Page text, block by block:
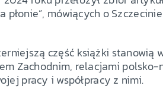
płonie”, mówiących o
część książki stanowią
Zachodnim, relacjami
pracy i współpracy z nimi.